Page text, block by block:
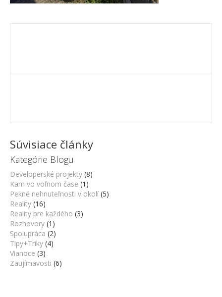
Súvisiace články
Kategórie Blogu
Developerské projekty (8)
Kam vo voľnom čase (1)
Pekné nehnuteľnosti v okolí (5)
Reality (16)
Reality pre každého (3)
Rozhovory (1)
Spolupráca (2)
Tipy+Triky (4)
Vianoce (3)
Zaujímavosti (6)